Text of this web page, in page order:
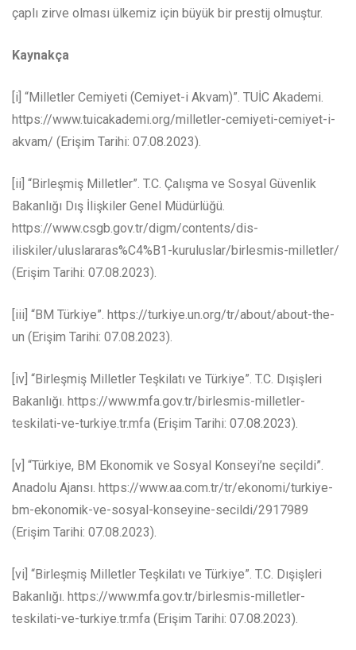
çaplı zirve olması ülkemiz için büyük bir prestij olmuştur.
Kaynakça
[i] “Milletler Cemiyeti (Cemiyet-i Akvam)”. TUİC Akademi.
https://www.tuicakademi.org/milletler-cemiyeti-cemiyet-i-
akvam/ (Erişim Tarihi: 07.08.2023).
[ii] “Birleşmiş Milletler”. T.C. Çalışma ve Sosyal Güvenlik
Bakanlığı Dış İlişkiler Genel Müdürlüğü.
https://www.csgb.gov.tr/digm/contents/dis-
iliskiler/uluslararas%C4%B1-kuruluslar/birlesmis-milletler/
(Erişim Tarihi: 07.08.2023).
[iii] “BM Türkiye”. https://turkiye.un.org/tr/about/about-the-
un (Erişim Tarihi: 07.08.2023).
[iv] “Birleşmiş Milletler Teşkilatı ve Türkiye”. T.C. Dışişleri
Bakanlığı. https://www.mfa.gov.tr/birlesmis-milletler-
teskilati-ve-turkiye.tr.mfa (Erişim Tarihi: 07.08.2023).
[v] “Türkiye, BM Ekonomik ve Sosyal Konseyi’ne seçildi”.
Anadolu Ajansı. https://www.aa.com.tr/tr/ekonomi/turkiye-
bm-ekonomik-ve-sosyal-konseyine-secildi/2917989
(Erişim Tarihi: 07.08.2023).
[vi] “Birleşmiş Milletler Teşkilatı ve Türkiye”. T.C. Dışişleri
Bakanlığı. https://www.mfa.gov.tr/birlesmis-milletler-
teskilati-ve-turkiye.tr.mfa (Erişim Tarihi: 07.08.2023).